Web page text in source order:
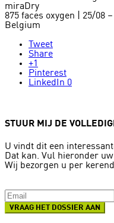
miraDry
875 faces oxygen | 25/08
Belgium
Tweet
Share
+1
Pinterest
LinkedIn 0
STUUR MIJ DE
U vindt dit een
Dat kan. Vul hieronder
Wij bezorgen u per
VRAAG HET DOSSIER AAN